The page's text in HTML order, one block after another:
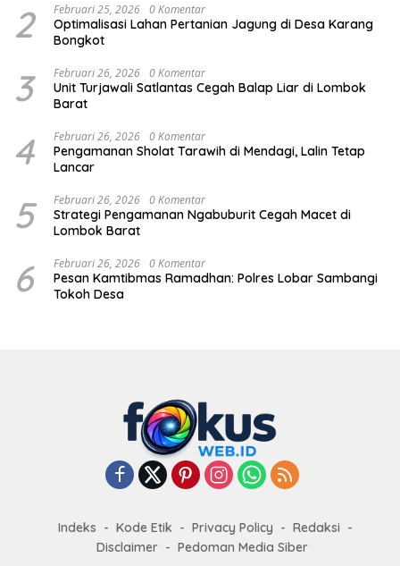
2 Februari 25, 2026 0 Komentar
Optimalisasi Lahan Pertanian Jagung di Desa Karang
Bongkot
3 Februari 26, 2026 0 Komentar
Unit Turjawali Satlantas Cegah Balap Liar di Lombok
Barat
4 Februari 26, 2026 0 Komentar
Pengamanan Sholat Tarawih di Mendagi, Lalin Tetap
Lancar
5 Februari 26, 2026 0 Komentar
Strategi Pengamanan Ngabuburit Cegah Macet di
Lombok Barat
6 Februari 26, 2026 0 Komentar
Pesan Kamtibmas Ramadhan: Polres Lobar Sambangi
Tokoh Desa
Indeks Kode Etik Privacy Policy
Redaksi
Disclaimer
Pedoman Media Siber